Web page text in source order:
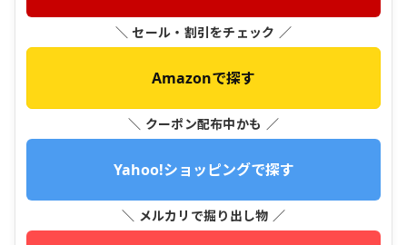
＼ セール・割引をチェック ／
Amazonで探す
＼ クーポン配布中かも ／
Yahoo!ショッピングで探す
＼ メルカリで掘り出し物 ／